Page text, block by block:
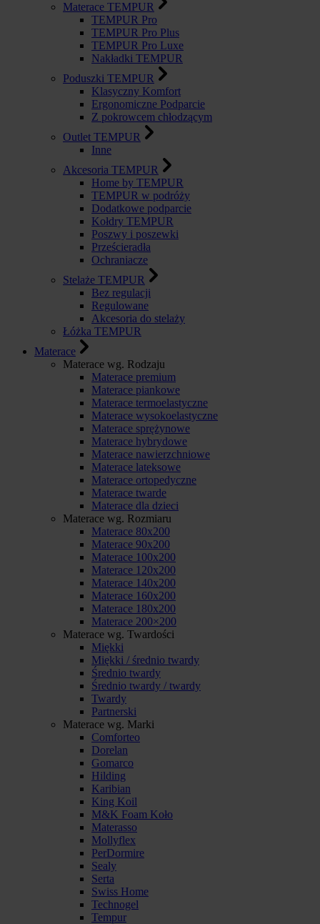
Materace TEMPUR
TEMPUR Pro
TEMPUR Pro Plus
TEMPUR Pro Luxe
Nakładki TEMPUR
Poduszki TEMPUR
Klasyczny Komfort
Ergonomiczne Podparcie
Z pokrowcem chłodzącym
Outlet TEMPUR
Inne
Akcesoria TEMPUR
Home by TEMPUR
TEMPUR w podróży
Dodatkowe podparcie
Kołdry TEMPUR
Poszwy i poszewki
Prześcieradła
Ochraniacze
Stelaże TEMPUR
Bez regulacji
Regulowane
Akcesoria do stelaży
Łóżka TEMPUR
Materace
Materace wg. Rodzaju
Materace premium
Materace piankowe
Materace termoelastyczne
Materace wysokoelastyczne
Materace sprężynowe
Materace hybrydowe
Materace nawierzchniowe
Materace lateksowe
Materace ortopedyczne
Materace twarde
Materace dla dzieci
Materace wg. Rozmiaru
Materace 80x200
Materace 90x200
Materace 100x200
Materace 120x200
Materace 140x200
Materace 160x200
Materace 180x200
Materace 200×200
Materace wg. Twardości
Miękki
Miękki / średnio twardy
Średnio twardy
Średnio twardy / twardy
Twardy
Partnerski
Materace wg. Marki
Comforteo
Dorelan
Gomarco
Hilding
Karibian
King Koil
M&K Foam Koło
Materasso
Mollyflex
PerDormire
Sealy
Serta
Swiss Home
Technogel
Tempur